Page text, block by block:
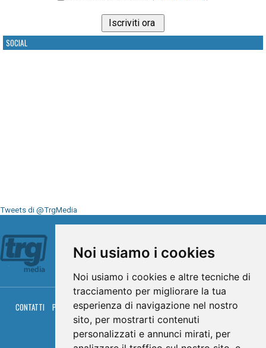
Noi usiamo i cookies
Noi usiamo i cookies e altre tecniche di
tracciamento per migliorare la tua
esperienza di navigazione nel nostro
sito, per mostrarti contenuti
personalizzati e annunci mirati, per
SOCIAL
Tweets di @TrgMedia
CONTATTI PRIVACY COOKIES PALINSESTO DIRETTA TV
DIRETTA RADIO
RGM HITRADIO
© TRG Media 2005-2026